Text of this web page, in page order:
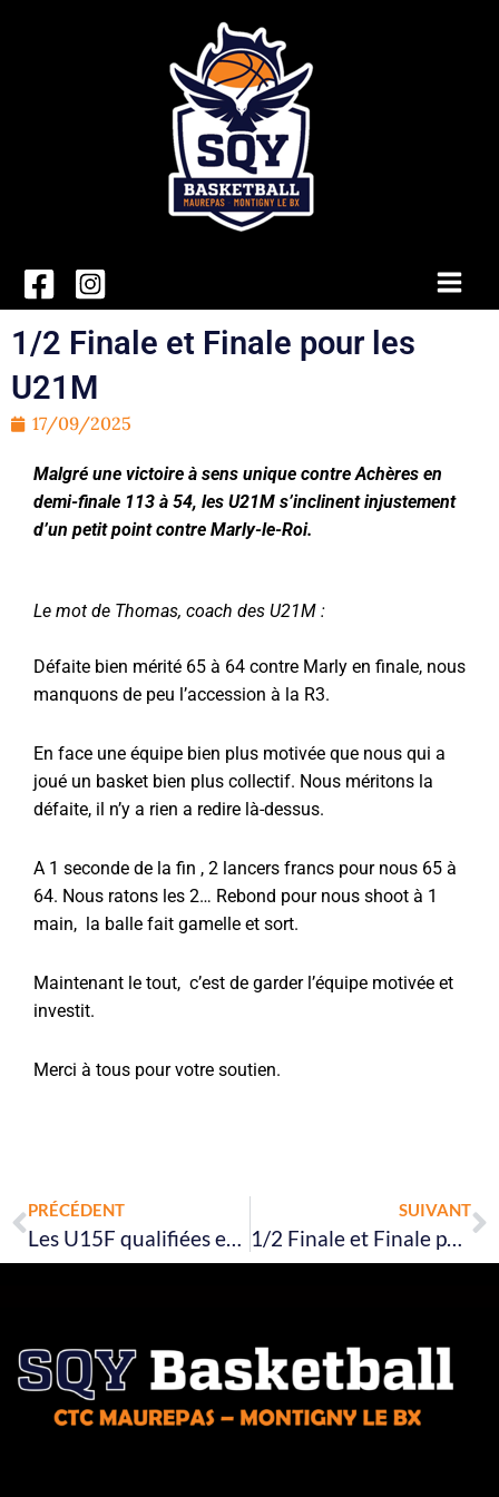
Main
1/2 Finale et Finale pour les
U21M
17/09/2025
Malgré une victoire à sens unique contre Achères en
demi-finale 113 à 54, les U21M s’inclinent injustement
d’un petit point contre Marly-le-Roi.
Le mot de Thomas, coach des U21M :
Défaite bien mérité 65 à 64 contre Marly en finale, nous
manquons de peu l’accession à la R3.
En face une équipe bien plus motivée que nous qui a
joué un basket bien plus collectif. Nous méritons la
défaite, il n’y a rien a redire là-dessus.
A 1 seconde de la fin , 2 lancers francs pour nous 65 à
64. Nous ratons les 2… Rebond pour nous shoot à 1
main, la balle fait gamelle et sort.
Maintenant le tout, c’est de garder l’équipe motivée et
investit.
Merci à tous pour votre soutien.
Prev
PRÉCÉDENT
Les U15F qualifiées en R3
SUIVANT
1/2 Finale et Finale pour nos U15M